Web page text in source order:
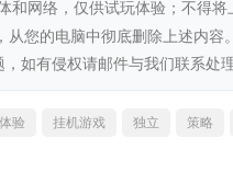
和网络，仅供试玩体验；不得
您的电脑中彻底删除上述内
如有侵权请邮件与我们联系
验 挂机游戏 独立 策略